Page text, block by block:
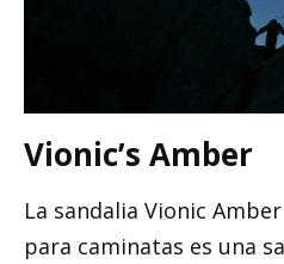
Vionic’s Amber
La sandalia Vionic
para caminatas es una